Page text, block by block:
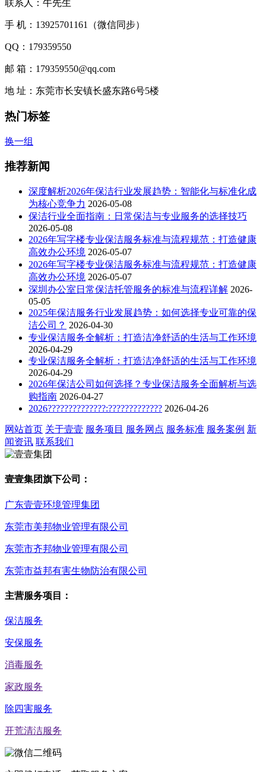
联系人：牛先生
手 机：13925701161（微信同步）
QQ：179359550
邮 箱：179359550@qq.com
地 址：东莞市长安镇长盛东路6号5楼
热门标签
换一组
推荐新闻
深度解析2026年保洁行业发展趋势：智能化与标准化成
为核心竞争力 2026-05-08
保洁行业全面指南：日常保洁与专业服务的选择技巧
2026-05-08
2026年写字楼专业保洁服务标准与流程规范：打造健康
高效办公环境 2026-05-07
2026年写字楼专业保洁服务标准与流程规范：打造健康
高效办公环境 2026-05-07
深圳办公室日常保洁托管服务的标准与流程详解 2026-
05-05
2025年保洁服务行业发展趋势：如何选择专业可靠的保
洁公司？ 2026-04-30
专业保洁服务全解析：打造洁净舒适的生活与工作环境
2026-04-29
专业保洁服务全解析：打造洁净舒适的生活与工作环境
2026-04-29
2026年保洁公司如何选择？专业保洁服务全面解析与选
购指南 2026-04-27
2026??????????????:????????????? 2026-04-26
网站首页 关于壹壹 服务项目 服务网点 服务标准 服务案例 新
闻资讯 联系我们
壹壹集团旗下公司：
广东壹壹环境管理集团
东莞市美邦物业管理有限公司
东莞市齐邦物业管理有限公司
东莞市益邦有害生物防治有限公司
主营服务项目：
保洁服务
安保服务
消毒服务
家政服务
除四害服务
开荒清洁服务